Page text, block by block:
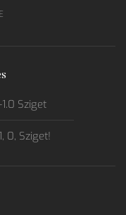
Sziget
0, Sziget!